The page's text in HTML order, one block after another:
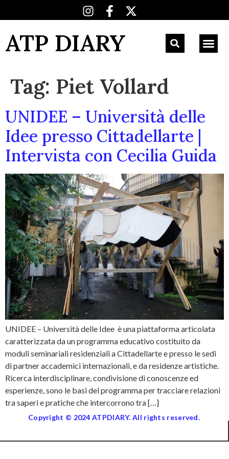
ATP DIARY
Tag: Piet Vollard
UNIDEE – Università delle
Idee presso Cittadellarte |
Intervista con Cecilia Guida
UNIDEE – Università delle Idee è una piattaforma articolata
caratterizzata da un programma educativo costituito da
moduli seminariali residenziali a Cittadellarte e presso le sedi
di partner accademici internazionali, e da residenze artistiche.
Ricerca interdisciplinare, condivisione di conoscenze ed
esperienze, sono le basi del programma per tracciare relazioni
tra saperi e pratiche che intercorrono tra […]
Copyright © 2024 ATPDIARY. All rights reserved.